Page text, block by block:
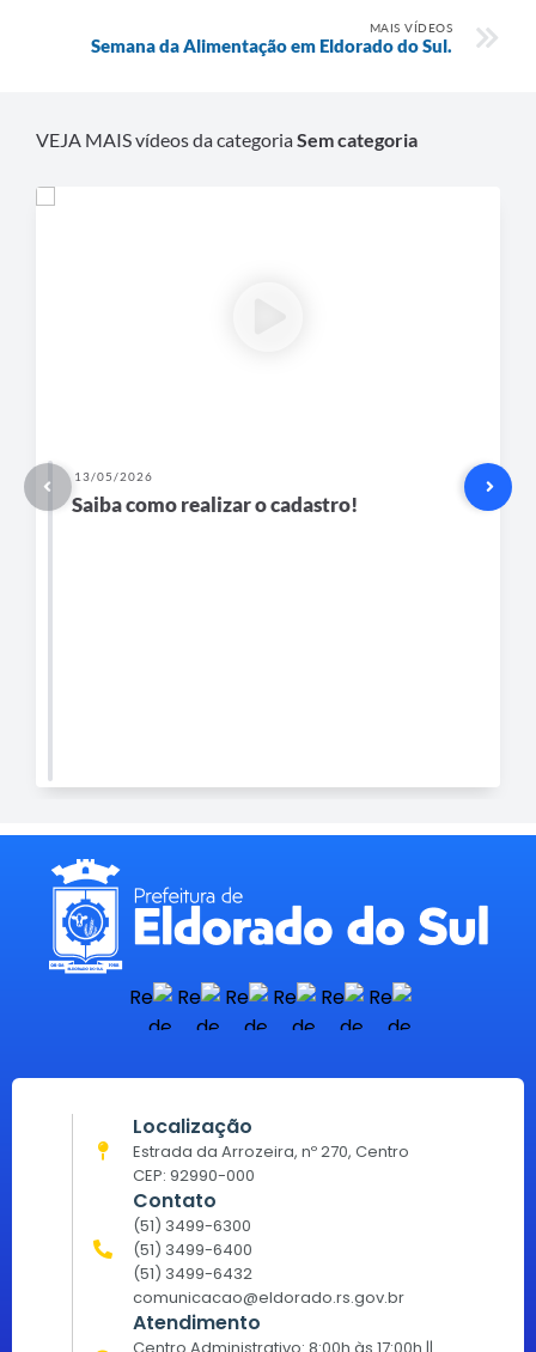
MAIS VÍDEOS
Semana da Alimentação em Eldorado do Sul.
VEJA MAIS vídeos da categoriaSem categoria
13/05/2026
Saiba como realizar o cadastro!
Localização
Estrada da Arrozeira, nº 270, Centro
CEP: 92990-000
Contato
(51) 3499-6300
(51) 3499-6400
(51) 3499-6432
comunicacao@eldorado.rs.gov.br
Atendimento